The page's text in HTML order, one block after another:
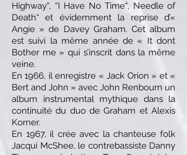
Highway“, “I Have No Time“, Needle of
Death“ et évidemment la reprise d’«
Angie » de Davey Graham. Cet album
est suivi la même année de « It dont
Bother me » qui s’inscrit dans la même
veine.
En 1966, il enregistre « Jack Orion » et «
Bert and John » avec John Renbourn un
album instrumental mythique dans la
continuité du duo de Graham et Alexis
Korner.
En 1967, il crée avec la chanteuse folk
Jacqui McShee, le contrebassiste Danny